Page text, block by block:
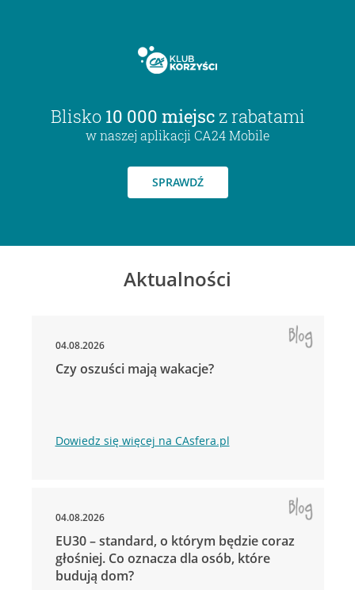
Blisko 10 000 miejsc z rabatami
w naszej aplikacji CA24 Mobile
SPRAWDŹ
Aktualności
04.08.2026
Czy oszuści mają wakacje?
Dowiedz się więcej na CAsfera.pl
04.08.2026
EU30 – standard, o którym będzie coraz
głośniej. Co oznacza dla osób, które
budują dom?